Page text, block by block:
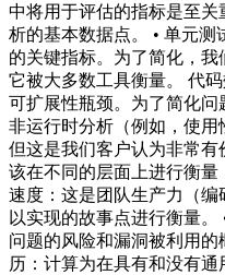
中将用于评估的指标是至
析的基本数据点。 • 单元
的关键指标。为了简化，
它被大多数工具衡量。 代
可扩展性瓶颈。为了简化
非运行时分析（例如，使用
但这是我们客户认为非常有
该在不同的层面上进行衡
速度：这是团队生产力（
以实现的故事点进行衡量
问题的风险和漏洞被利用
历：计算为在具有和没有